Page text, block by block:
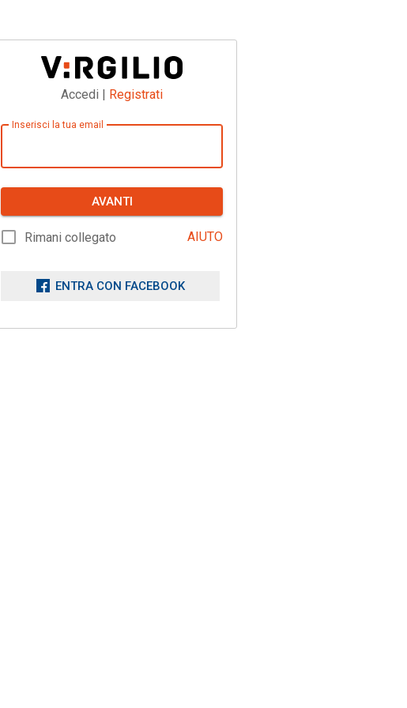
Accedi | Registrati
Inserisci la tua email
AVANTI
Rimani collegato AIUTO
ENTRA CON FACEBOOK